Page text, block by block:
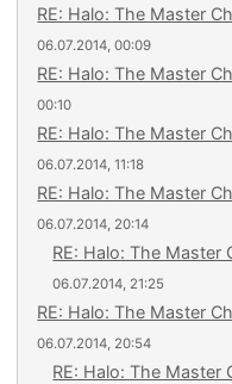
RE: Halo: The Master
06.07.2014, 00:09
RE: Halo: The Master
00:10
RE: Halo: The Master
06.07.2014, 11:18
RE: Halo: The Master
06.07.2014, 20:14
RE: Halo: The Master
06.07.2014, 21:25
RE: Halo: The Master
06.07.2014, 20:54
RE: Halo: The Master